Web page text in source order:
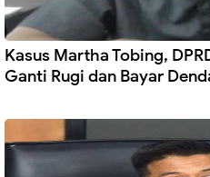
Kasus Martha Tobing,
Ganti Rugi dan Bayar